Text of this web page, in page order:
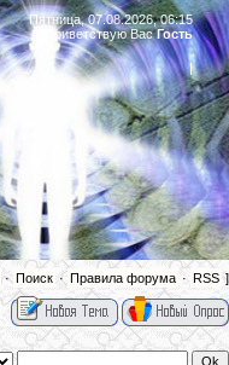
Пятница, 07.08.2026, 06:15
Приветствую ВасГость
|
· Поиск · Правила форума · RSS ]